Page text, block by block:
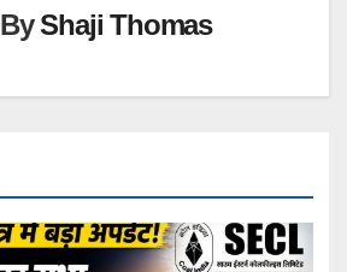
ByShaji Thomas